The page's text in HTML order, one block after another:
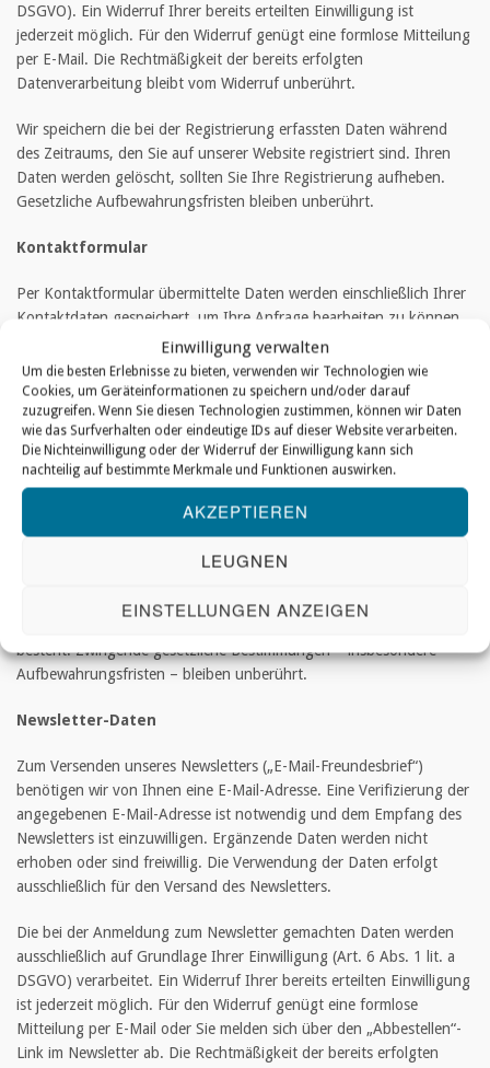
Einwilligung verwalten
Um die besten Erlebnisse zu bieten, verwenden wir Technologien wie
Cookies, um Geräteinformationen zu speichern und/oder darauf
zuzugreifen. Wenn Sie diesen Technologien zustimmen, können wir Daten
wie das Surfverhalten oder eindeutige IDs auf dieser Website verarbeiten.
Die Nichteinwilligung oder der Widerruf der Einwilligung kann sich
nachteilig auf bestimmte Merkmale und Funktionen auswirken.
AKZEPTIEREN
LEUGNEN
EINSTELLUNGEN ANZEIGEN
DSGVO). Ein Widerruf Ihrer bereits erteilten Einwilligung ist
jederzeit möglich. Für den Widerruf genügt eine formlose Mitteilung
per E-Mail. Die Rechtmäßigkeit der bereits erfolgten
Datenverarbeitung bleibt vom Widerruf unberührt.
Wir speichern die bei der Registrierung erfassten Daten während
des Zeitraums, den Sie auf unserer Website registriert sind. Ihren
Daten werden gelöscht, sollten Sie Ihre Registrierung aufheben.
Gesetzliche Aufbewahrungsfristen bleiben unberührt.
Kontaktformular
Per Kontaktformular übermittelte Daten werden einschließlich Ihrer
Kontaktdaten gespeichert, um Ihre Anfrage bearbeiten zu können
oder um für Anschlussfragen bereitzustehen. Eine Weitergabe
dieser Daten findet ohne Ihre Einwilligung nicht statt.
Die Verarbeitung der in das Kontaktformular eingegebenen Daten
erfolgt ausschließlich auf Grundlage Ihrer Einwilligung (Art. 6 Abs. 1
lit. a DSGVO). Ein Widerruf Ihrer bereits erteilten Einwilligung ist
jederzeit möglich. Für den Widerruf genügt eine formlose Mitteilung
per E-Mail. Die Rechtmäßigkeit der bis zum Widerruf erfolgten
Datenverarbeitungsvorgänge bleibt vom Widerruf unberührt.
Sie uns zur Löschung auffordern, Ihre Einwilligung zur Speicherung
besteht. Zwingende gesetzliche Bestimmungen – insbesondere
Aufbewahrungsfristen – bleiben unberührt.
Newsletter-Daten
Zum Versenden unseres Newsletters („E-Mail-Freundesbrief“)
benötigen wir von Ihnen eine E-Mail-Adresse. Eine Verifizierung der
angegebenen E-Mail-Adresse ist notwendig und dem Empfang des
Newsletters ist einzuwilligen. Ergänzende Daten werden nicht
erhoben oder sind freiwillig. Die Verwendung der Daten erfolgt
ausschließlich für den Versand des Newsletters.
Die bei der Anmeldung zum Newsletter gemachten Daten werden
ausschließlich auf Grundlage Ihrer Einwilligung (Art. 6 Abs. 1 lit. a
DSGVO) verarbeitet. Ein Widerruf Ihrer bereits erteilten Einwilligung
ist jederzeit möglich. Für den Widerruf genügt eine formlose
Mitteilung per E-Mail oder Sie melden sich über den „Abbestellen“-
Link im Newsletter ab. Die Rechtmäßigkeit der bereits erfolgten